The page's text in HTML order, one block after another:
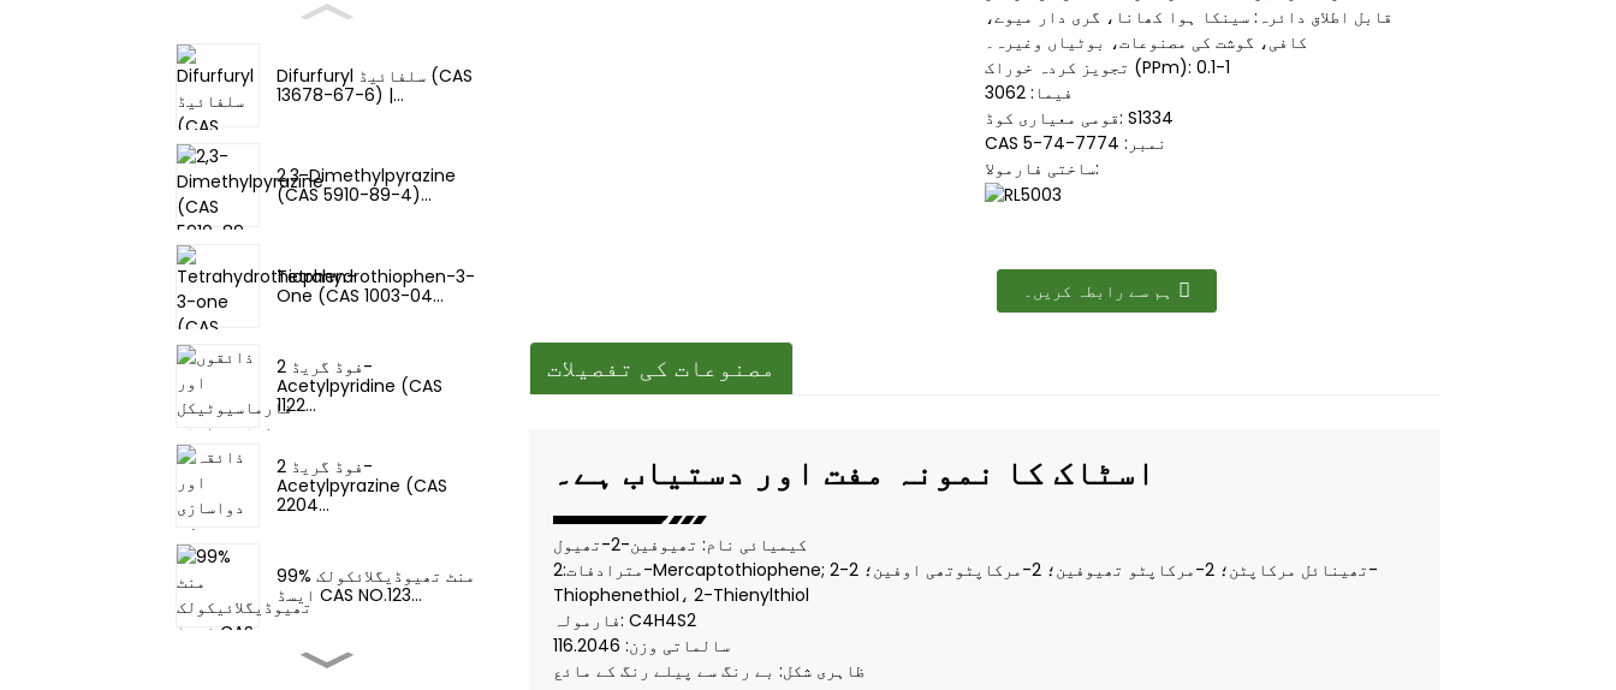
Difurfuryl سلفائیڈ (CAS
13678-67-6) |...
2,3-Dimethylpyrazine
(CAS 5910-89-4)...
Tetrahydrothiophen-3-
One (CAS 1003-04...
فوڈ گریڈ 2-
Acetylpyridine (CAS
1122...
فوڈ گریڈ 2-
Acetylpyrazine (CAS
2204...
99% منٹ تھیوڈیگلائکولک
ایسڈ CAS NO.123...
ذائقے اور خوشبوئیں-
قابل اطلاق دائرہ: سینکا ہوا کھانا، گری دار میوے،
کافی، گوشت کی مصنوعات، بوٹیاں وغیرہ۔
تجویز کردہ خوراک (PPm): 0.1-1
فیما: 3062
قومی معیاری کوڈ: S1334
CAS نمبر: 7774-74-5
ساختی فارمولا:
ہم سے رابطہ کریں۔
مصنوعات کی تفصیلات
اسٹاک کا نمونہ مفت اور دستیاب ہے۔
کیمیائی نام: تھیوفین-2-تھیول
مترادفات:2-Mercaptothiophene; 2-تھینائل مرکاپٹن؛ 2-مرکاپٹو تھیوفین؛ 2-مرکاپٹوتھی اوفین؛ 2-
Thiophenethiol، 2-Thienylthiol
فارمولہ: C4H4S2
سالماتی وزن: 116.2046
ظاہری شکل: بے رنگ سے پیلے رنگ کے مائع